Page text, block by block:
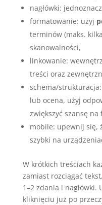
nagłówki:
formatowanie: użyj
terminów (maks.
skanowalności,
linkowanie:
treści oraz
schema/
lub ocena, użyj
zwiększyć szansę
mobile: upewnij się,
szybki na
W krótkich treściach
zamiast rozciągać
1–2 zdania i nagłówki.
kliknięciu już po